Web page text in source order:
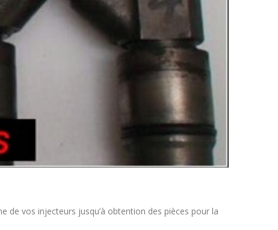
vos injecteurs jusqu’à obtention des pièces pour la